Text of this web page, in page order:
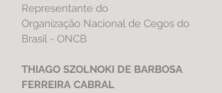
Representante do
Organização Nacional de Cegos do
Brasil - ONCB
THIAGO SZOLNOKI DE BARBOSA
FERREIRA CABRAL